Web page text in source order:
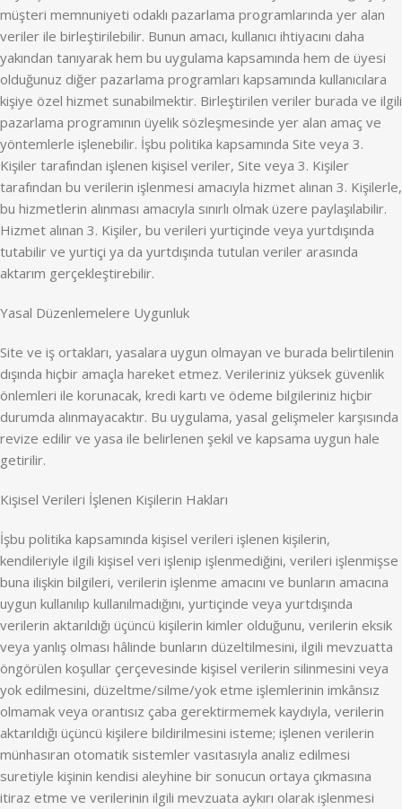
müşteri memnuniyeti odaklı pazarlama programlarında yer alan
veriler ile birleştirilebilir. Bunun amacı, kullanıcı ihtiyacını daha
yakından tanıyarak hem bu uygulama kapsamında hem de üyesi
olduğunuz diğer pazarlama programları kapsamında kullanıcılara
kişiye özel hizmet sunabilmektir. Birleştirilen veriler burada ve ilgili
pazarlama programının üyelik sözleşmesinde yer alan amaç ve
yöntemlerle işlenebilir. İşbu politika kapsamında Site veya 3.
Kişiler tarafından işlenen kişisel veriler, Site veya 3. Kişiler
tarafından bu verilerin işlenmesi amacıyla hizmet alınan 3. Kişilerle,
bu hizmetlerin alınması amacıyla sınırlı olmak üzere paylaşılabilir.
Hizmet alınan 3. Kişiler, bu verileri yurtiçinde veya yurtdışında
tutabilir ve yurtiçi ya da yurtdışında tutulan veriler arasında
aktarım gerçekleştirebilir.
Yasal Düzenlemelere Uygunluk
Site ve iş ortakları, yasalara uygun olmayan ve burada belirtilenin
dışında hiçbir amaçla hareket etmez. Verileriniz yüksek güvenlik
önlemleri ile korunacak, kredi kartı ve ödeme bilgileriniz hiçbir
durumda alınmayacaktır. Bu uygulama, yasal gelişmeler karşısında
revize edilir ve yasa ile belirlenen şekil ve kapsama uygun hale
getirilir.
Kişisel Verileri İşlenen Kişilerin Hakları
İşbu politika kapsamında kişisel verileri işlenen kişilerin,
kendileriyle ilgili kişisel veri işlenip işlenmediğini, verileri işlenmişse
buna ilişkin bilgileri, verilerin işlenme amacını ve bunların amacına
uygun kullanılıp kullanılmadığını, yurtiçinde veya yurtdışında
verilerin aktarıldığı üçüncü kişilerin kimler olduğunu, verilerin eksik
veya yanlış olması hâlinde bunların düzeltilmesini, ilgili mevzuatta
öngörülen koşullar çerçevesinde kişisel verilerin silinmesini veya
yok edilmesini, düzeltme/silme/yok etme işlemlerinin imkânsız
olmamak veya orantısız çaba gerektirmemek kaydıyla, verilerin
aktarıldığı üçüncü kişilere bildirilmesini isteme; işlenen verilerin
münhasıran otomatik sistemler vasıtasıyla analiz edilmesi
suretiyle kişinin kendisi aleyhine bir sonucun ortaya çıkmasına
itiraz etme ve verilerinin ilgili mevzuata aykırı olarak işlenmesi